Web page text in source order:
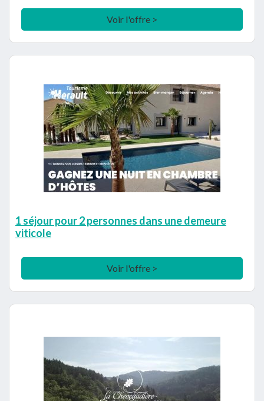
Voir l'offre >
1 séjour pour 2 personnes dans une demeure
viticole
Voir l'offre >